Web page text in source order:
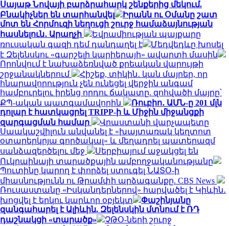
Սայաթ Նովայի բարձրահարկ շենքերից մեկում.
Բնակիչներ են տարհանվել
Իրանն ու Օմանը շատ
մոտ են Հորմուզի նեղուցի շուրջ համաձայնության
հասնելուն․ Արաղչի
Եվրամիության պայքարը
ռուսական գազի դեմ դանդաղել է
Մեդվեդևը խոսել
է Զելենսկու «գարշելի կարիերայի» ավարտի մասին
Որոնվում է նախաձեռնված քրեական վարույթի
շրջանակներում
Հիշեք, տիկին․ կան մայրեր, որ
հնարավորություն չեն ունեցել վերջին անգամ
համբուրելու իրենց որդու ճակատը. զոհվածի մայրը՝
ՔՊ-ական պատգամավորին
Ռուբիո․ ԱՄՆ-ը 201 մլն
դոլար է հատկացրել TRIPP-ի և Միջին միջանցքի
զարգացման համար
Վրաստանի վարչապետը
Սաակաշվիլուն անվանել է «խայտառակ կեղտոտ
օտարերկրյա գործակալ» և մեղադրել պատերազմ
սանձազերծելու մեջ
Սերբիայում աջակցել են
Ուկրաինայի տարածքային ամբողջականությանը
Պուտինը կարող է փորձել ստուգել ՆԱՏՕ-ի
միասնությունն ու Թրամփի արձագանքը. CBS News
Ռուսաստանը «Իսկանդերներով» հարվածել է Կիևին․
խոցվել է երկու կարևոր օբյեկտ
Փաշինյանը
զանգահարել է Ալիևին. Զելենսկին մտնում է ՌԴ
դաշնակցի «տարածք»
ՉԹՕ-ների շուրջ